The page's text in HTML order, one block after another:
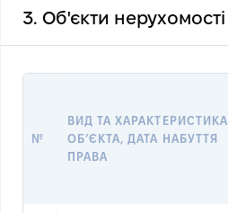
3. Об'єкти нерухомості
№
ВИД ТА ХАРАКТЕРИСТИКА
ОБʼЄКТА, ДАТА НАБУТТЯ
ПРАВА